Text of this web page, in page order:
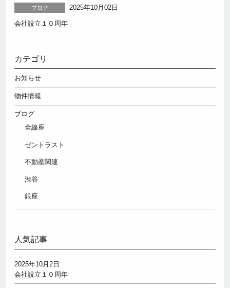
ブログ 2025年10月02日
会社設立１０周年
カテゴリ
お知らせ
物件情報
ブログ
全線座
ゼントラスト
不動産関連
渋谷
銀座
人気記事
2025年10月2日
会社設立１０周年